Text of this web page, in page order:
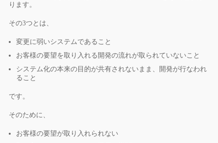
ります。
その3つとは、
変更に弱いシステムであること
お客様の要望を取り入れる開発の流れが取られていないこと
システム化の本来の目的が共有されないまま、開発が行なわれ
ること
です。
そのために、
お客様の要望が取り入れられない